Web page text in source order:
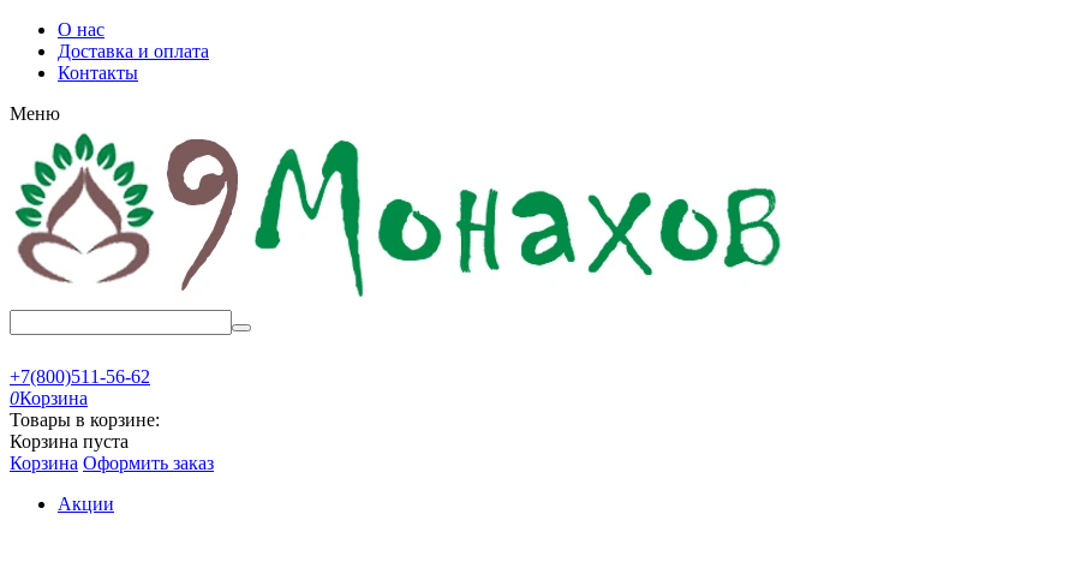
О нас
Доставка и оплата
Контакты
Меню
+7(800)511-56-62
0Корзина
Товары в корзине:
Корзина пуста
Корзина Оформить заказ
Акции